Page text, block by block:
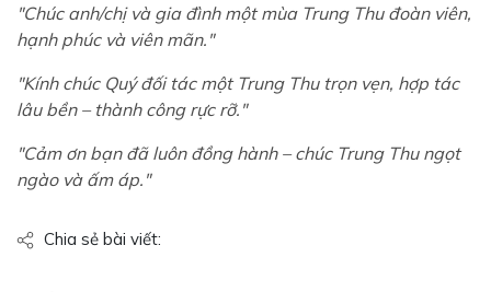
"Chúc anh/chị và gia đình một mùa Trung Thu đoàn viên,
hạnh phúc và viên mãn."
"Kính chúc Quý đối tác một Trung Thu trọn vẹn, hợp tác
lâu bền – thành công rực rỡ."
"Cảm ơn bạn đã luôn đồng hành – chúc Trung Thu ngọt
ngào và ấm áp."
Chia sẻ bài viết: